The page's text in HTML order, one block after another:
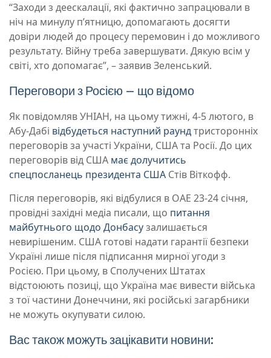
“Заходи з деескалації, які фактично запрацювали в
ніч на минулу пʼятницю, допомагають досягти
довіри людей до процесу перемовин і до можливого
результату. Війну треба завершувати. Дякую всім у
світі, хто допомагає”, – заявив Зеленський.
Переговори з Росією – що відомо
Як повідомляв УНІАН, на цьому тижні, 4-5 лютого, в
Абу-Дабі відбудеться наступний раундтристоронніх
переговорів за участі України, США та Росії. До цих
переговорів від США має долучитись
спецпосланець президента США Стів Віткофф.
Після переговорів, які відбулися в ОАЕ 23-24 січня,
провідні західні медіа писали, що питання
майбутнього щодо Донбасузалишається
невирішеним. США готові надати гарантії безпеки
Україні лише після підписання мирної угоди з
Росією. При цьому, в Сполучених Штатах
відстоюють позиці, що Україна має вивести війська
з тої частини Донеччини, які російські загарбники
не можуть окупувати силою.
Вас також можуть зацікавити новини: